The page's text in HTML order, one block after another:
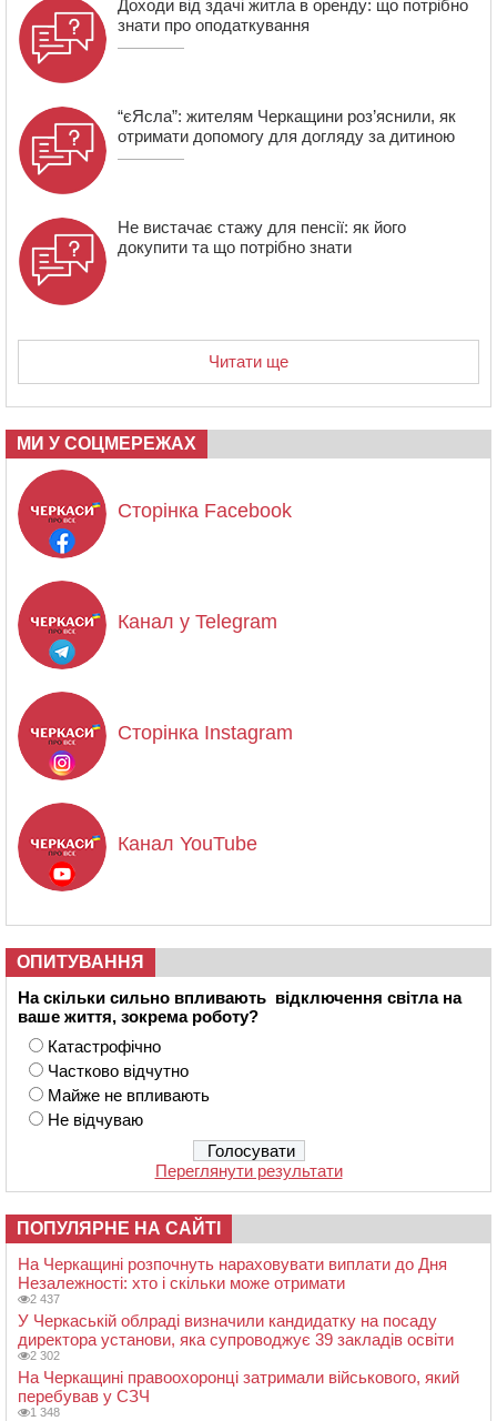
зміну їм вирушили побратими
Доходи від здачі житла в оренду: що потрібно
знати про оподаткування
“єЯсла”: жителям Черкащини роз’яснили, як
отримати допомогу для догляду за дитиною
Не вистачає стажу для пенсії: як його
докупити та що потрібно знати
Читати ще
МИ У СОЦМЕРЕЖАХ
Сторінка Facebook
Канал у Telegram
Сторінка Instagram
Канал YouTube
ОПИТУВАННЯ
На скільки сильно впливають відключення світла на
ваше життя, зокрема роботу?
Катастрофічно
Частково відчутно
Майже не впливають
Не відчуваю
Переглянути результати
ПОПУЛЯРНЕ НА САЙТІ
На Черкащині розпочнуть нараховувати виплати до Дня
Незалежності: хто і скільки може отримати
2 437
У Черкаській облраді визначили кандидатку на посаду
директора установи, яка супроводжує 39 закладів освіти
2 302
На Черкащині правоохоронці затримали військового, який
перебував у СЗЧ
1 348